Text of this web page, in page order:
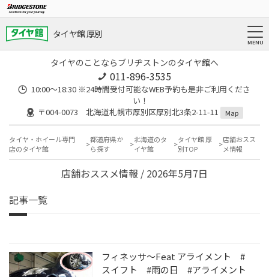
タイヤ館 厚別
タイヤのことならブリヂストンのタイヤ館へ
011-896-3535
10:00～18:30 ※24時間受付可能なWEB予約も是非ご利用くださ
い！
〒004-0073 北海道札幌市厚別区厚別北3条2-11-11
Map
タイヤ・ホイール専門
店のタイヤ館
都道府県か
ら探す
北海道のタ
イヤ館
タイヤ館 厚
別TOP
店舗おスス
メ情報
店舗おススメ情報 / 2026年5月7日
記事一覧
フィネッサ～Feat アライメント #
スイフト #雨の日 #アライメント